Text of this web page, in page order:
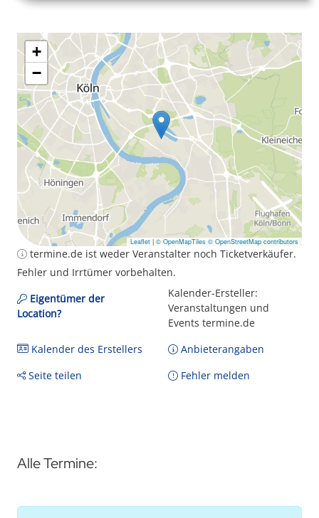
+
−
Leaflet | © OpenMapTiles © OpenStreetMap contributors
termine.de ist weder Veranstalter noch Ticketverkäufer.
Fehler und Irrtümer vorbehalten.
Eigentümer der
Location?
Kalender-Ersteller:
Veranstaltungen und
Events termine.de
Kalender des Erstellers
Anbieterangaben
Seite teilen
Fehler melden
Alle Termine: